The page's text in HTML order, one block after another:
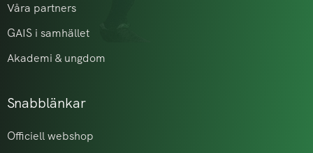
Våra partners
GAIS i samhället
Akademi & ungdom
Snabblänkar
Officiell webshop